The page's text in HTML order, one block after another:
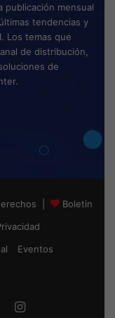
publicación mensual
tendencias y
Los temas que
de distribución,
de
|
Boletin
Eventos
Instagram